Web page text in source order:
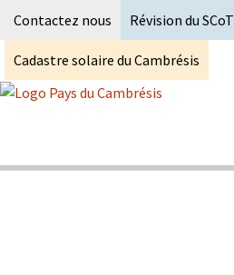
Contactez nous Révision du SCoT
Cadastre solaire du Cambrésis